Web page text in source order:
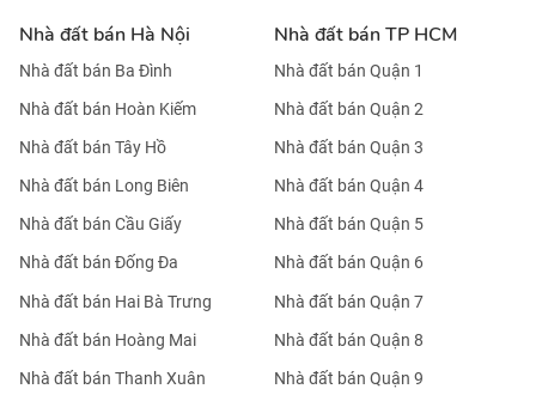
Nhà đất bán Hà Nội
Nhà đất bán Ba Đình
Nhà đất bán Hoàn Kiếm
Nhà đất bán Tây Hồ
Nhà đất bán Long Biên
Nhà đất bán Cầu Giấy
Nhà đất bán Đống Đa
Nhà đất bán Hai Bà Trưng
Nhà đất bán Hoàng Mai
Nhà đất bán Thanh Xuân
Nhà đất bán TP HCM
Nhà đất bán Quận 1
Nhà đất bán Quận 2
Nhà đất bán Quận 3
Nhà đất bán Quận 4
Nhà đất bán Quận 5
Nhà đất bán Quận 6
Nhà đất bán Quận 7
Nhà đất bán Quận 8
Nhà đất bán Quận 9